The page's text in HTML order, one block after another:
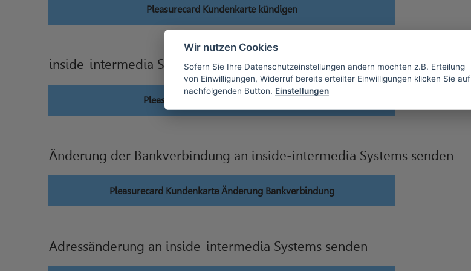
Pleasurecard Kundenkarte kündigen
inside-intermedia Systems Verträge widerrufen
Pleasurecard Kundenkarte widerrufen
Änderung der Bankverbindung an inside-intermedia Systems senden
Pleasurecard Kundenkarte Änderung Bankverbindung
Adressänderung an inside-intermedia Systems senden
Wir nutzen Cookies
Sofern Sie Ihre Datenschutzeinstellungen ändern möchten z.B. Erteilung
von Einwilligungen, Widerruf bereits erteilter Einwilligungen klicken Sie auf
nachfolgenden Button. Einstellungen